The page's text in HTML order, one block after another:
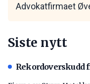
Advokatfirmaet
Siste nytt
Rekordoverskudd